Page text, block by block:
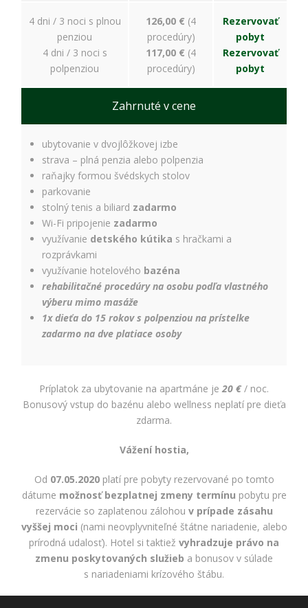
4 dni / 3 noci s plnou
penziou
4 dni / 3 noci s
polpenziou
126,00 € (4
procedúry)
117,00 € (4
procedúry)
Rezervovať
pobyt
Rezervovať
pobyt
Zahrnuté v cene
ubytovanie v dvojlôžkovej izbe
strava – plná penzia alebo polpenzia
raňajky formou švédskych stolov
parkovanie
stolný tenis a biliard zadarmo
Wi-Fi pripojenie zadarmo
využívanie detského kútika s hračkami a
rozprávkami
využívanie hotelového bazéna
rehabilitačné procedúry na osobu podľa vlastného
výberu mimo masáže
1x dieťa do 15 rokov s polpenziou na prístelke
zadarmo na dve platiace osoby
Príplatok za ubytovanie na apartmáne je 20 € / noc.
Bonusový vstup do bazénu alebo wellness neplatí pre dieťa
zdarma.
Vážení hostia,
Od 07.05.2020platí pre pobyty rezervované po tomto
dátume možnosť bezplatnej zmeny termínu pobytu pre
rezervácie so zaplatenou zálohou v prípade zásahu
vyššej moci (nami neovplyvniteľné štátne nariadenie, alebo
prírodná udalosť). Hotel si taktiež vyhradzuje právo na
zmenu poskytovaných služieb a bonusov v súlade
s nariadeniami krízového štábu.